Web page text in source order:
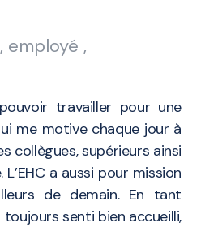
employé ,
travailler pour une
me motive chaque jour à
collègues, supérieurs ainsi
a aussi pour mission
de demain. En tant
toujours senti bien accueilli,